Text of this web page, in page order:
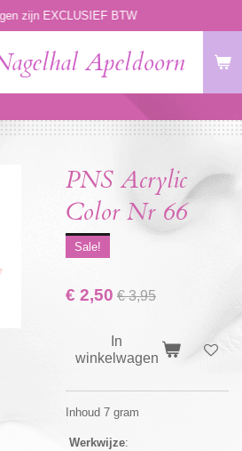
Apeldoorn
zijn EXCLUSIEF BTW
PNS Acrylic
Color Nr 66
Sale!
€ 2,50 € 3,95
In
winkelwagen
Inhoud 7 gram
Werkwijze: